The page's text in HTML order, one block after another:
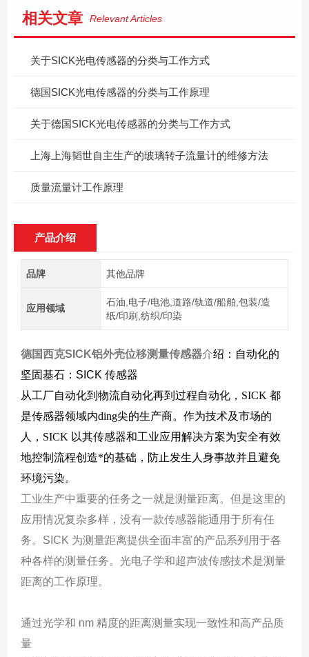
相关文章 Relevant Articles
关于SICK光电传感器的分类与工作方式
德国SICK光电传感器的分类与工作原理
关于德国SICK光电传感器的分类与工作方式
上海上海韬世自主生产的玻璃转子流量计的维修方法
质量流量计工作原理
产品介绍
品牌 其他品牌
应用领域
石油,电子/电池,道路/轨道/船舶,包装/造
纸/印刷,纺织/印染
德国西克SICK铝外壳位移测量传感器介绍：自动化的
坚固基石：SICK 传感器
从工厂自动化到物流自动化再到过程自动化，SICK 都
是传感器领域内ding尖的生产商。作为技术及市场的
人，SICK 以其传感器和工业应用解决方案为安全有效
地控制流程创造*的基础，防止发生人身事故并且避免
环境污染。
工业生产中重要的任务之一就是测量距离。但是这里的
应用情况复杂多样，没有一款传感器能通用于所有任
务。SICK 为测量距离提供全面丰富的产品系列用于各
种各样的测量任务。光电子学和超声波传感技术是测量
距离的工作原理。
通过光学和 nm 精度的距离测量实现一致性和高产品质
量